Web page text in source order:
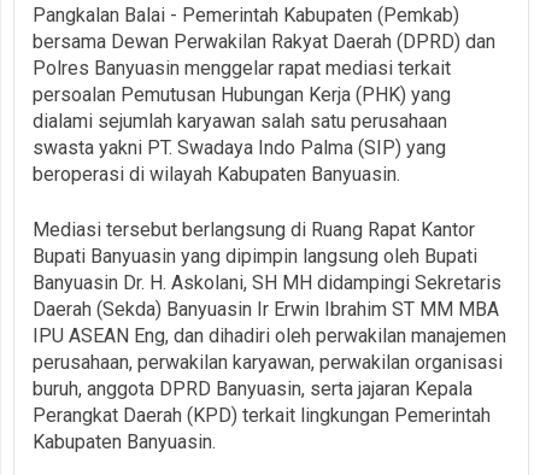
Pangkalan Balai - Pemerintah Kabupaten (Pemkab)
bersama Dewan Perwakilan Rakyat Daerah (DPRD) dan
Polres Banyuasin menggelar rapat mediasi terkait
persoalan Pemutusan Hubungan Kerja (PHK) yang
dialami sejumlah karyawan salah satu perusahaan
swasta yakni PT. Swadaya Indo Palma (SIP) yang
beroperasi di wilayah Kabupaten Banyuasin.
‎Mediasi tersebut berlangsung di Ruang Rapat Kantor
Bupati Banyuasin yang dipimpin langsung oleh Bupati
Banyuasin Dr. H. Askolani, SH MH didampingi Sekretaris
Daerah (Sekda) Banyuasin Ir Erwin Ibrahim ST MM MBA
IPU ASEAN Eng, dan dihadiri oleh perwakilan manajemen
perusahaan, perwakilan karyawan, perwakilan organisasi
buruh, anggota DPRD Banyuasin, serta jajaran Kepala
Perangkat Daerah (KPD) terkait lingkungan Pemerintah
Kabupaten Banyuasin.